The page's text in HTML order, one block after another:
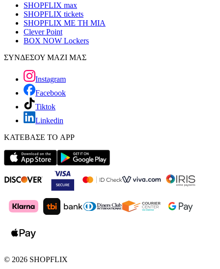
SHOPFLIX max
SHOPFLIX tickets
SHOPFLIX ΜΕ ΤΗ ΜΙΑ
Clever Point
BOX NOW Lockers
ΣΥΝΔΕΣΟΥ ΜΑΖΙ ΜΑΣ
Instagram
Facebook
Tiktok
Linkedin
ΚΑΤΕΒΑΣΕ ΤΟ APP
© 2026 SHOPFLIX